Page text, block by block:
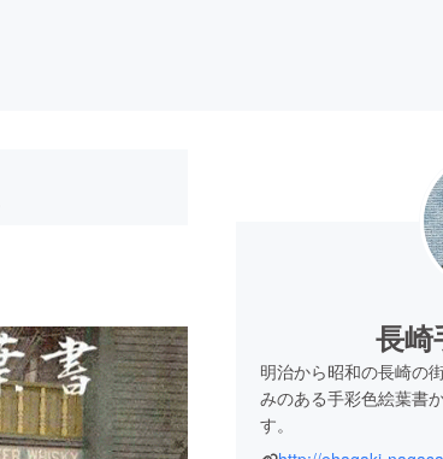
長崎
明治から昭和の長崎の
みのある手彩色絵葉書
す。